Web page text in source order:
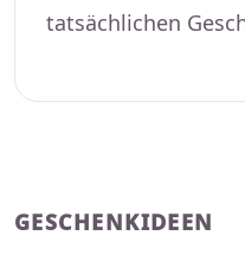
tatsächlichen
GESCHENKIDEEN